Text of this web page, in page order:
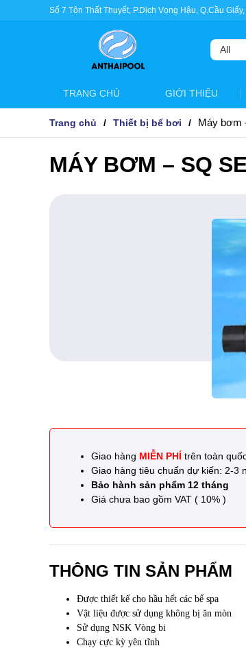
Số 7 Tôn Thất Thuyết, P.Dịch Vọng Hậu, Q.Cầu Giấy,
TRANG CHỦ GIỚI THIỆU
Trang chủ Thiết bị bể bơi Máy bơm
MÁY BƠM – SQ
Giao hàng MIỄN PHÍ trên toàn
Giao hàng tiêu chuẩn dự kiến: 2-3
Bảo hành sản phẩm 12 tháng
Giá chưa bao gồm VAT ( 10% )
THÔNG TIN SẢN PHẨM
Được thiết kế cho hầu hết các bể spa
Vật liệu được sử dụng không bị ăn mòn
Sử dụng NSK Vòng bi
Chạy cực kỳ yên tĩnh